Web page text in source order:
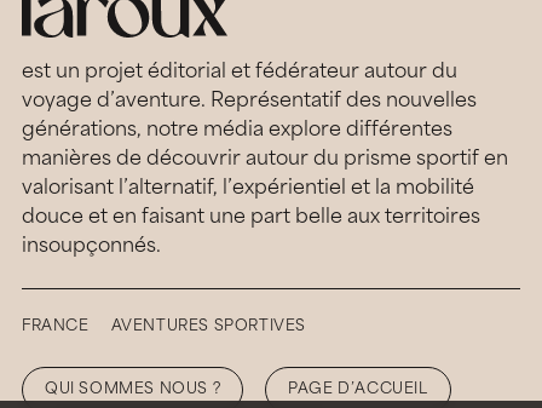
est un projet éditorial et fédérateur autour du
voyage d’aventure. Représentatif des nouvelles
générations, notre média explore différentes
manières de découvrir autour du prisme sportif en
valorisant l’alternatif, l’expérientiel et la mobilité
douce et en faisant une part belle aux territoires
insoupçonnés.
FRANCE AVENTURES SPORTIVES
QUI SOMMES NOUS ? PAGE D’ACCUEIL